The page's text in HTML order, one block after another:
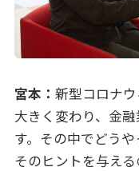
宮本： 新型コロナ
大きく変わり、金
す。その中でどうや
そのヒントを与え